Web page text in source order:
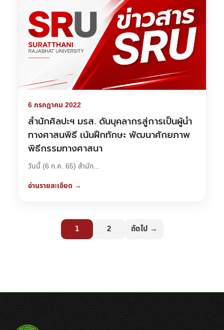
6 กรกฎาคม 2022
สำนักศิลปะฯ มรส. ดันบุคลากรสู่การเป็นผู้นำ
ทางศาสนพิธี เน้นฝึกทักษะ พัฒนาศักยภาพ
พิธีกรรมทางศาสนา
วันนี้ (6 ก.ค. 65) สำนัก...
อ่านรายละเอียด →
1 2 ถัดไป →